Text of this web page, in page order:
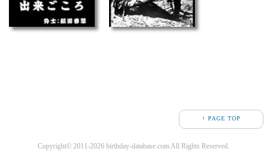
↑ PAGE TOP
Copyright© 2011-2026 birthday-database.com All Rights Reserved.